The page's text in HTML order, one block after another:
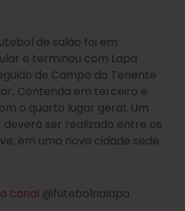
de salão foi em
e terminou com Lapa
de Campo do Tenente
Contenda em terceiro e
o quarto lugar geral. Um
ser realizado entre os
em uma nova cidade sede.
canal @futebolnalapa